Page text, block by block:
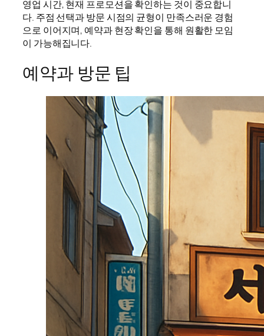
영업 시간, 현재 프로모션을 확인하는 것이 중요합니
다. 주점 선택과 방문 시점의 균형이 만족스러운 경험
으로 이어지며, 예약과 현장 확인을 통해 원활한 모임
이 가능해집니다.
예약과 방문 팁